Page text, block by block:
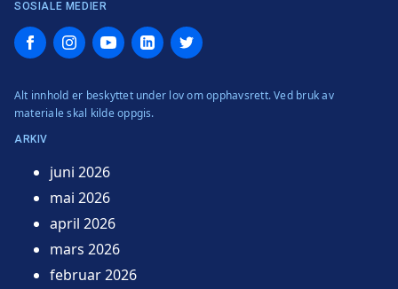
SOSIALE MEDIER
FacebookInstagramYouTubeLinkedInTwitter
Alt innhold er beskyttet under lov om opphavsrett. Ved bruk av
materiale skal kilde oppgis.
ARKIV
juni 2026
mai 2026
april 2026
mars 2026
februar 2026